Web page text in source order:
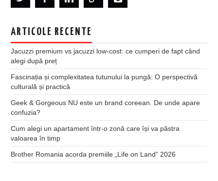
ARTICOLE RECENTE
Jacuzzi premium vs jacuzzi low-cost: ce cumperi de fapt când
alegi după preț
Fascinația și complexitatea tutunului la pungă: O perspectivă
culturală și practică
Geek & Gorgeous NU este un brand coreean. De unde apare
confuzia?
Cum alegi un apartament într-o zonă care își va păstra
valoarea în timp
Brother Romania acorda premiile „Life on Land” 2026